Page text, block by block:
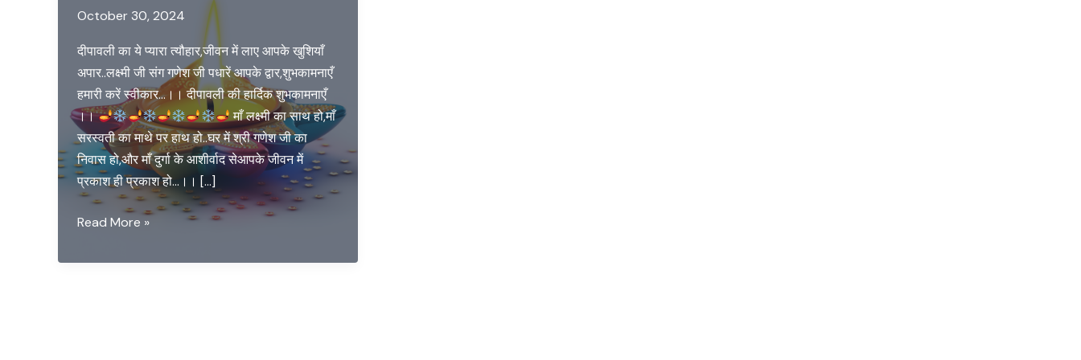
October 30, 2024
दीपावली का ये प्यारा त्यौहार,जीवन में लाए आपके खुशियाँ
अपार..लक्ष्मी जी संग गणेश जी पधारें आपके द्वार,शुभकामनाएँ
हमारी करें स्वीकार…।। दीपावली की हार्दिक शुभकामनाएँ
।।
माँ लक्ष्मी का साथ हो,माँ
सरस्वती का माथे पर हाथ हो..घर में श्री गणेश जी का
निवास हो,और माँ दुर्गा के आशीर्वाद सेआपके जीवन में
प्रकाश ही प्रकाश हो…।। […]
Happy
and
Read More »